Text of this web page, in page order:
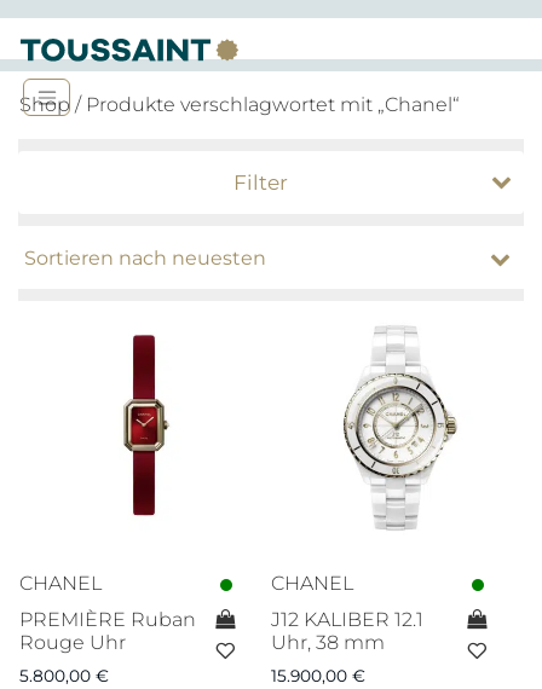
Shop / Produkte verschlagwortet mit „Chanel“
Filter
CHANEL
PREMIÈRE Ruban
Rouge Uhr
5.800,00 €
CHANEL
J12 KALIBER 12.1
Uhr, 38 mm
15.900,00 €